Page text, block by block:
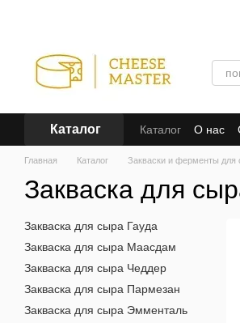
Каталог Каталог О нас
Отзывы о
Главная Каталог Закваски и ферменты для
Закваска для
Закваска для сыра Гауда
Закваска для сыра Маасдам
Закваска для сыра Чеддер
Закваска для сыра Пармезан
Закваска для сыра Эмменталь